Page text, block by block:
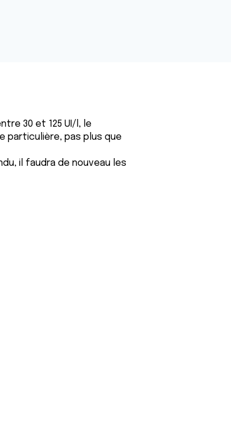
30 et 125 UI/l, le
particulière, pas plus que
il faudra de nouveau les